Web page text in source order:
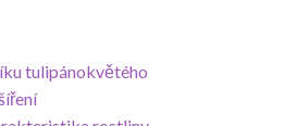
tulipánokvětého